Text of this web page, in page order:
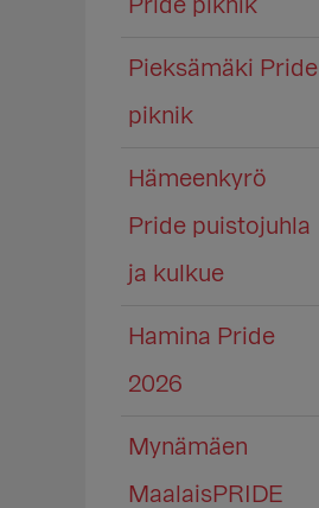
Pride piknik
Pieksämäki Pride
piknik
Hämeenkyrö
Pride puistojuhla
ja kulkue
Hamina Pride
2026
Mynämäen
MaalaisPRIDE